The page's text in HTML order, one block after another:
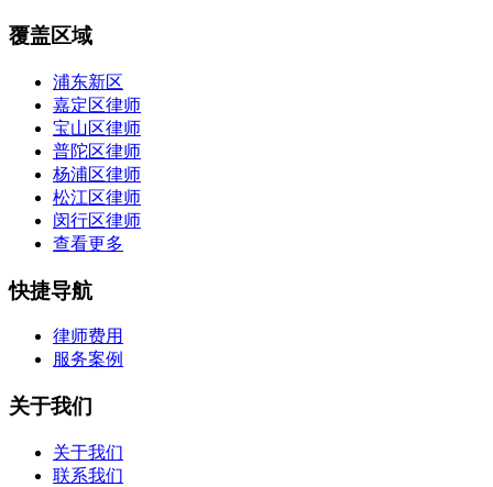
覆盖区域
浦东新区
嘉定区律师
宝山区律师
普陀区律师
杨浦区律师
松江区律师
闵行区律师
查看更多
快捷导航
律师费用
服务案例
关于我们
关于我们
联系我们